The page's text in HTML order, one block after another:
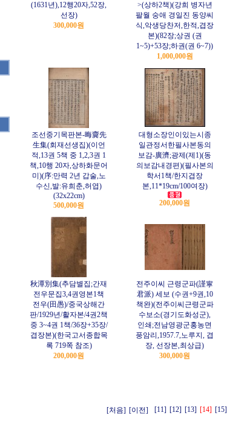
(1631년),12행20자,52장,
선장)
300,000원
>(상하2책)(강희 병자년
팔월 숭애 경일진 동양씨
식,악생당찬저,한적,겹장
본)(82장;상권 (권
1~5)+53장;하권(권 6~7))
1,000,000원
조선중기목판본-晦齎先
生集(회재선생집)(이언
적,13권 5책 중 1,2,3권 1
책,10행 20자,상하화문어
미)(序:만력 2년 갑술,노
수신,발:유희춘,허엽)
(32x22cm)
500,000원
대형소장인이있는시종
일관정서한필사본동의
보감-廣濟;광제(제1)(동
의보감내경편)(필사본의
학서1책/한지겹장
본,11*19cm/100여장)
200,000원
秋潭別集(추담별집;간재
전우문집3,4권영본1책
전우(田愚)/중국상해간
판/1929년/활자본/4권2책
중 3~4권 1책/36장+35장/
겹장본)(한국고서종합목
록 719쪽 참조)
200,000원
전주이씨 근령군파(謹寧
君派) 세보 (수권+9권,10
책완)(전주이씨근령군파
수보소(경기도화성군),
인쇄;전남영광군홍농면
풍암리,1957.7,노루지, 겹
장, 선장본,최상급)
300,000원
[처음] [이전] [11] [12] [13] [14] [15]